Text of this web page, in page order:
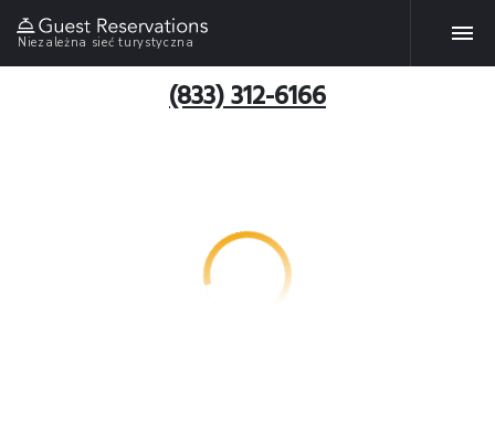
Niezależna sieć turystyczna
(833) 312-6166